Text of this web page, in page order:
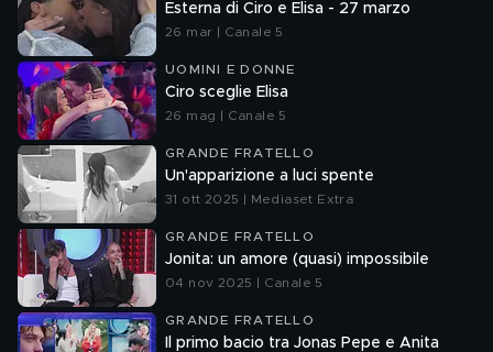
Esterna di Ciro e Elisa - 27 marzo
26 mar | Canale 5
UOMINI E DONNE
Ciro sceglie Elisa
26 mag | Canale 5
GRANDE FRATELLO
Un'apparizione a luci spente
31 ott 2025 | Mediaset Extra
GRANDE FRATELLO
Jonita: un amore (quasi) impossibile
04 nov 2025 | Canale 5
GRANDE FRATELLO
Il primo bacio tra Jonas Pepe e Anita